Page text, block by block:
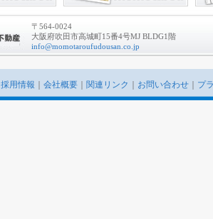
〒564-0024
大阪府吹田市高城町15番4号MJ BLDG1階
info@momotaroufudousan.co.jp
採用情報 会社概要 関連リンク お問い合わせ プ